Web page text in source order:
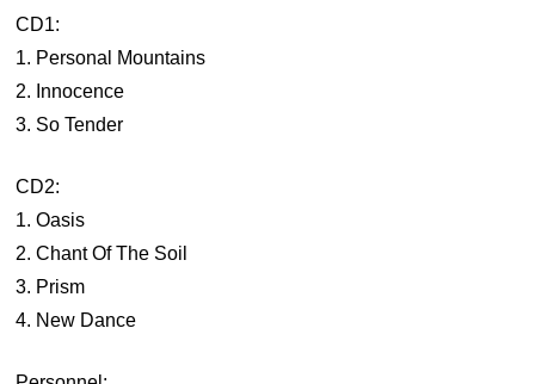
CD1:
1. Personal Mountains
2. Innocence
3. So Tender
CD2:
1. Oasis
2. Chant Of The Soil
3. Prism
4. New Dance